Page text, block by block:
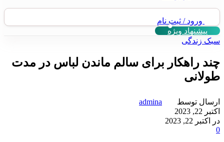
ورود / ثبت نام
پیشنهاد ویژه
سبک زندگی
چند راهکار برای سالم ماندن لباس در مدت
طولانی
ارسال توسط
admina
اکتبر 22, 2023
در اکتبر 22, 2023
0